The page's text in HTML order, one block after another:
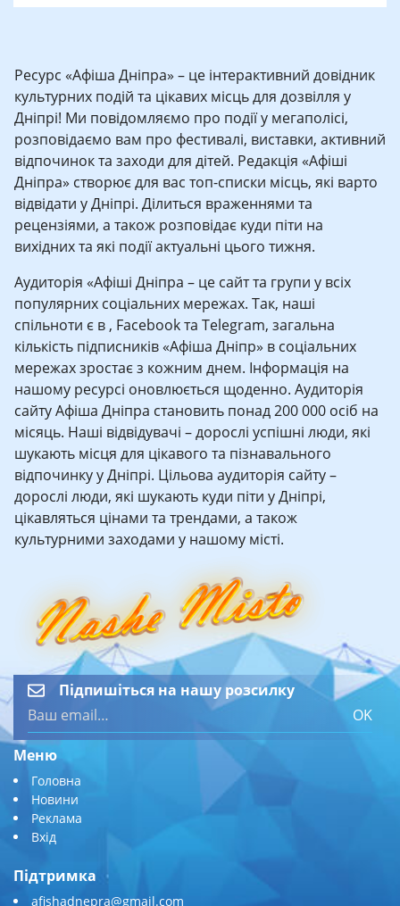
Ресурс «Афіша Дніпра» – це інтерактивний довідник
культурних подій та цікавих місць для дозвілля у
Дніпрі! Ми повідомляємо про події у мегаполісі,
розповідаємо вам про фестивалі, виставки, активний
відпочинок та заходи для дітей. Редакція «Афіші
Дніпра» створює для вас топ-списки місць, які варто
відвідати у Дніпрі. Ділиться враженнями та
рецензіями, а також розповідає куди піти на
вихідних та які події актуальні цього тижня.
Аудиторія «Афіші Дніпра – це сайт та групи у всіх
популярних соціальних мережах. Так, наші
спільноти є в , Facebook та Telegram, загальна
кількість підписників «Афіша Дніпр» в соціальних
мережах зростає з кожним днем. Інформація на
нашому ресурсі оновлюється щоденно. Аудиторія
сайту Афіша Дніпра становить понад 200 000 осіб на
місяць. Наші відвідувачі – дорослі успішні люди, які
шукають місця для цікавого та пізнавального
відпочинку у Дніпрі. Цільова аудиторія сайту –
дорослі люди, які шукають куди піти у Дніпрі,
цікавляться цінами та трендами, а також
культурними заходами у нашому місті.
Підпишіться на нашу розсилку
OK
Меню
Головна
Новини
Реклама
Вхід
Підтримка
afishadnepra@gmail.com